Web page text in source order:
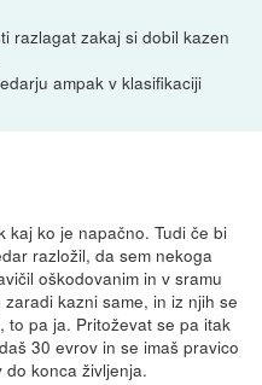
razlagat zakaj si dobil kazen
ampak v klasifikaciji
kaj ko je napačno. Tudi če bi
razložil, da sem nekoga
oškodovanim in v sramu
kazni same, in iz njih se
to pa ja. Pritoževat se pa itak
30 evrov in se imaš pravico
konca življenja.